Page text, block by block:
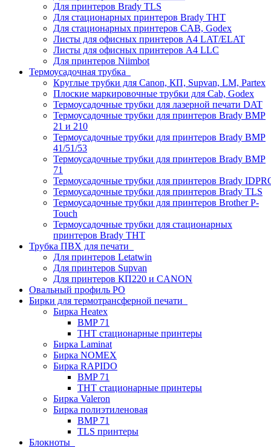
Для принтеров Brady TLS
Для стационарных принтеров Brady THT
Для стационарных принтеров CAB, Godex
Листы для офисных принтеров А4 LAT/ELAT
Листы для офисных принтеров А4 LLC
Для принтеров Niimbot
Термоусадочная трубка
Круглые трубки для Canon, КП, Supvan, LM, Partex
Плоские маркировочные трубки для Cab, Godex
Термоусадочные трубки для лазерной печати DAT
Термоусадочные трубки для принтеров Brady BMP
21 и 210
Термоусадочные трубки для принтеров Brady BMP
41/51/53
Термоусадочные трубки для принтеров Brady BMP
71
Термоусадочные трубки для принтеров Brady
Термоусадочные трубки для принтеров Brady TLS
Термоусадочные трубки для принтеров Brother P-
Touch
Термоусадочные трубки для стационарных
принтеров Brady THT
Трубка ПВХ для печати
Для принтеров Letatwin
Для принтеров Supvan
Для принтеров КП220 и CANON
Овальный профиль PO
Бирки для термотрансферной печати
Бирка Heatex
BMP 71
THT стационарные принтеры
Бирка Laminat
Бирка NOMEX
Бирка RAPIDO
BMP 71
THT стационарные принтеры
Бирка Valeron
Бирка полиэтиленовая
BMP 71
TLS принтеры
Блокноты